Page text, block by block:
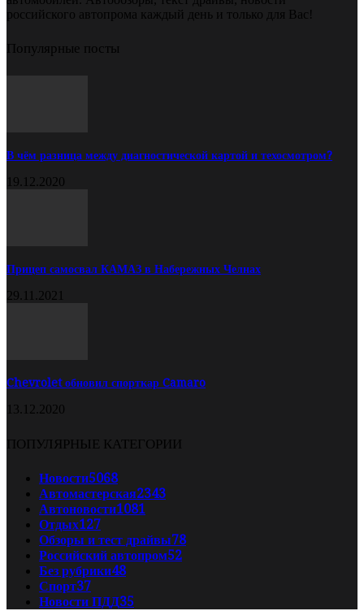
российского автопрома каждый день и только для Вас!
Популярные посты
В чём разница между диагностической картой и техосмотром?
19.12.2020
Прицеп самосвал КАМАЗ в Набережных Челнах
29.11.2021
Chevrolet обновил спорткар Camaro
13.12.2020
ПОПУЛЯРНЫЕ КАТЕГОРИИ
Новости5068
Автомастерская2343
Автоновости1081
Отдых127
Обзоры и тест драйвы78
Российский автопром52
Без рубрики48
Спорт37
Новости ПДД35